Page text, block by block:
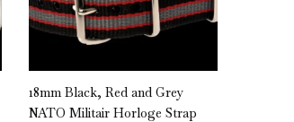
18mm Black, Red and Grey
NATO Militair Horloge Strap